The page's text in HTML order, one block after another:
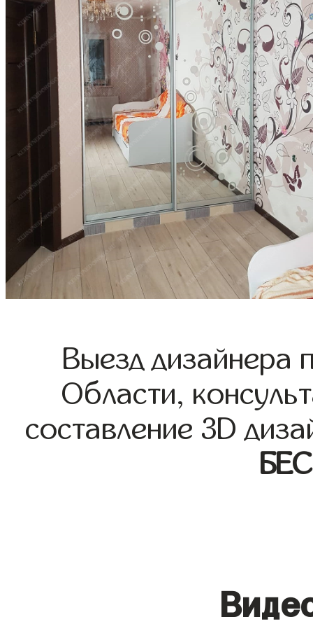
Выезд дизайнера
Области,
составление 3D